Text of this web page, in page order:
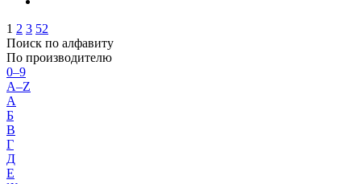
1 2 3 52
Поиск по алфавиту
По производителю
0–9
A–Z
А
Б
В
Г
Д
Е